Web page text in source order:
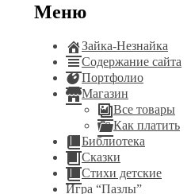
Меню
Зайка-Незнайка
Содержание сайта
Портфолио
Магазин
Все товары
Как платить
Библиотека
Сказки
Стихи детские
Игра “Пазлы”